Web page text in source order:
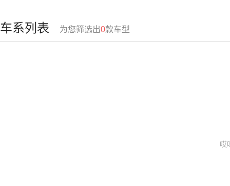
车系列表 为您筛选出0款车型
哎